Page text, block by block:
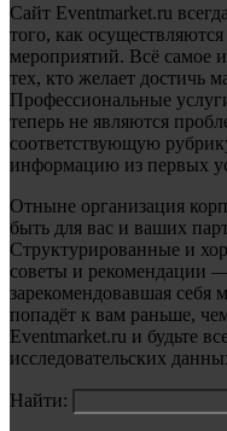
Сайт Eventmarket.ru
того, как
мероприятий. Всё самое
тех, кто желает достичь
Профессиональные
теперь не являются
соответствующую
информацию из первых
Отныне организация
быть для вас и ваших
Структурированные и
советы и рекомендации
зарекомендовавшая себя
попадёт к вам раньше,
Eventmarket.ru и будьте
исследовательских
Найти: